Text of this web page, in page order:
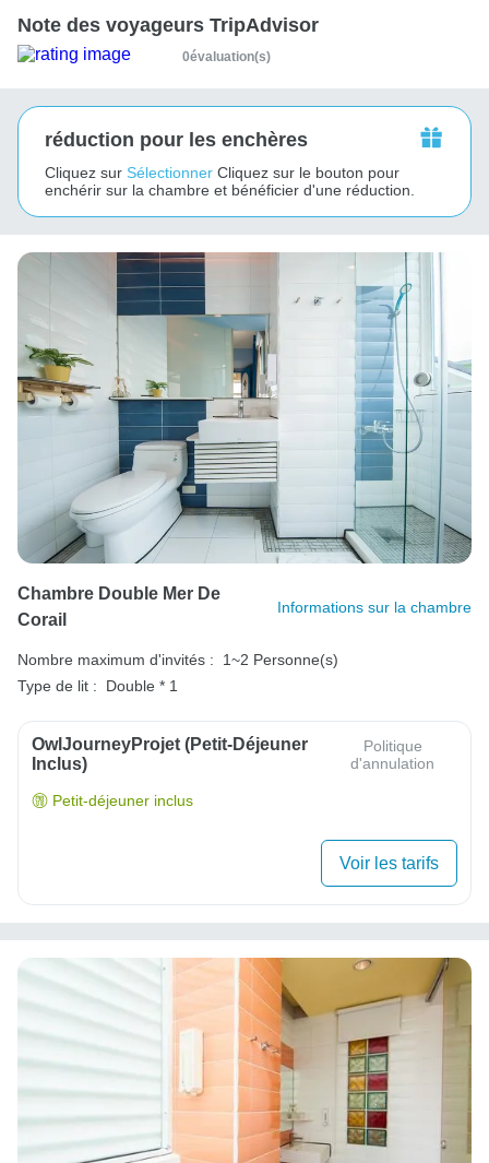
Note des voyageurs TripAdvisor
0évaluation(s)
réduction pour les enchères
Cliquez sur Sélectionner Cliquez sur le bouton pour
enchérir sur la chambre et bénéficier d'une réduction.
Chambre Double Mer De
Corail
Informations sur la chambre
Nombre maximum d'invités :
1~2 Personne(s)
Type de lit :
Double * 1
OwlJourneyProjet (petit-Déjeuner
Inclus)
Politique
d'annulation
Petit-déjeuner inclus
Voir les tarifs